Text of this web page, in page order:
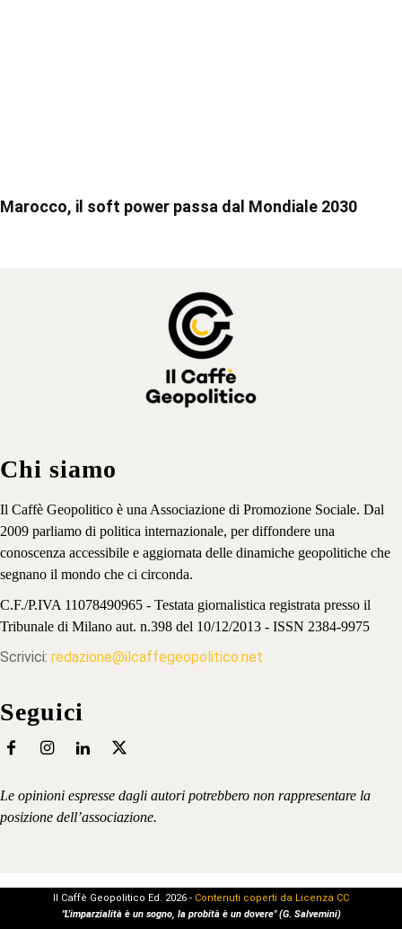
Marocco, il soft power passa dal Mondiale 2030
Chi siamo
Il Caffè Geopolitico è una Associazione di Promozione Sociale. Dal
2009 parliamo di politica internazionale, per diffondere una
conoscenza accessibile e aggiornata delle dinamiche geopolitiche che
segnano il mondo che ci circonda.
C.F./P.IVA 11078490965 - Testata giornalistica registrata presso il
Tribunale di Milano aut. n.398 del 10/12/2013 - ISSN 2384-9975
Scrivici: redazione@ilcaffegeopolitico.net
Seguici
Le opinioni espresse dagli autori potrebbero non rappresentare la
posizione dell’associazione.
Il Caffè Geopolitico Ed. 2026 - Contenuti coperti da Licenza CC
"L'imparzialità è un sogno, la probità è un dovere" (G. Salvemini)